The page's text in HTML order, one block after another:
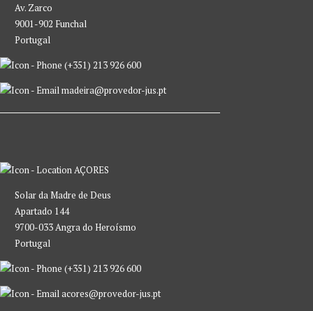
Av. Zarco
9001-902 Funchal
Portugal
(+351) 213 926 600
madeira@provedor-jus.pt
AÇORES
Solar da Madre de Deus
Apartado 144
9700-033 Angra do Heroísmo
Portugal
(+351) 213 926 600
acores@provedor-jus.pt